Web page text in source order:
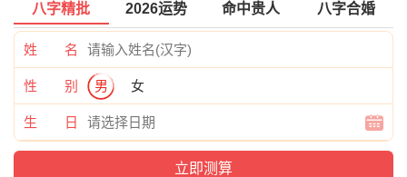
八字精批 2026运势 命中贵人 八字合婚
姓 名
性 别 男 女
生 日